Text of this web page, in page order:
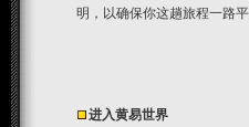
明，以确保你这趟旅程一路平
进入黄易世界